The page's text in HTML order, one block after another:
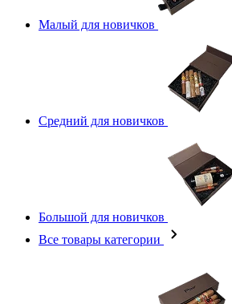
Малый для новичков
Средний для новичков
Большой для новичков
Все товары категории